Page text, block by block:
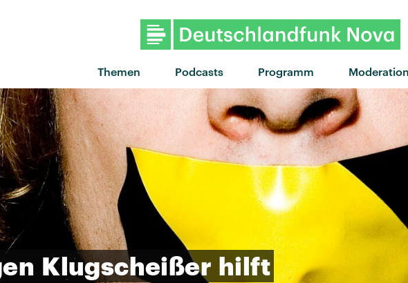
Themen Podcasts Programm Moderation
Klugscheißer hilft